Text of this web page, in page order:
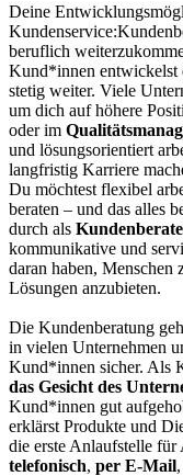
Deine
beruflich
Kund*innen entwickelst
stetig weiter. Viele
um dich auf höhere
oder im
und lösungsorientiert
langfristig Karriere
Du möchtest flexibel
beraten – und das alles
durch als
kommunikative und
daran haben, Menschen
Lösungen anzubieten.
Die Kundenberatung
in vielen Unternehmen
Kund*innen sicher. Als
das Gesicht des
Kund*innen gut
erklärst Produkte und
die erste Anlaufstelle für
telefonisch, per E-Mail,